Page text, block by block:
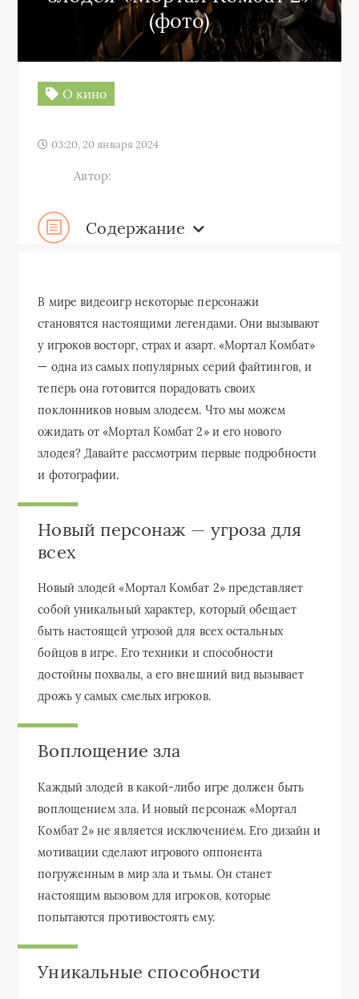
(фото)
О кино
03:20, 20 января 2024
Автор:
Содержание
В мире видеоигр некоторые персонажи
становятся настоящими легендами. Они вызывают
у игроков восторг, страх и азарт. «Мортал Комбат»
— одна из самых популярных серий файтингов, и
теперь она готовится порадовать своих
поклонников новым злодеем. Что мы можем
ожидать от «Мортал Комбат 2» и его нового
злодея? Давайте рассмотрим первые подробности
и фотографии.
Новый персонаж — угроза для
всех
Новый злодей «Мортал Комбат 2» представляет
собой уникальный характер, который обещает
быть настоящей угрозой для всех остальных
бойцов в игре. Его техники и способности
достойны похвалы, а его внешний вид вызывает
дрожь у самых смелых игроков.
Воплощение зла
Каждый злодей в какой-либо игре должен быть
воплощением зла. И новый персонаж «Мортал
Комбат 2» не является исключением. Его дизайн и
мотивации сделают игрового оппонента
погруженным в мир зла и тьмы. Он станет
настоящим вызовом для игроков, которые
попытаются противостоять ему.
Уникальные способности